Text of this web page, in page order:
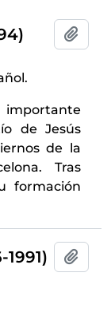
importante
de Jesús
de la
Tras
formación